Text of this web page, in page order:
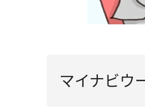
マイナビウ